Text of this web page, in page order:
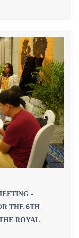
-
THE 6TH
ROYAL